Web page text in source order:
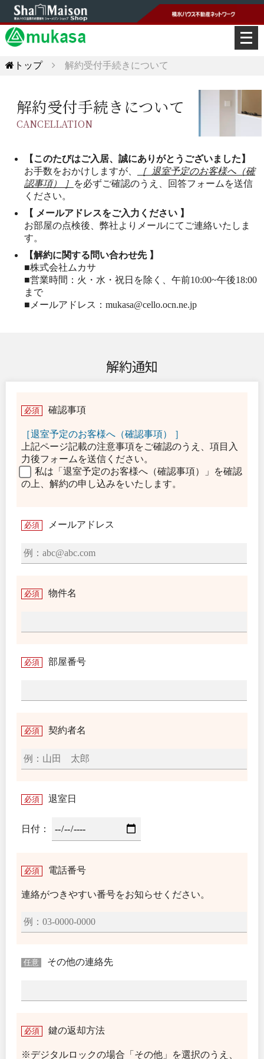
メ
ニ
トップ 解約受付手続きについて
解約受付手続きについて
CANCELLATION
【このたびはご入居、誠にありがとうございました】
お手数をおかけしますが、
［ 退室予定のお客様へ（確
認事項） ］ を必ずご確認のうえ、回答フォームを送信
ください。
【 メールアドレスをご入力ください 】
お部屋の点検後、弊社よりメールにてご連絡いたしま
す。
【解約に関する問い合わせ先 】
■株式会社ムカサ
■営業時間：火・水・祝日を除く、午前10:00~午後18:00
まで
■メールアドレス：mukasa@cello.ocn.ne.jp
解約通知
必須 確認事項
［退室予定のお客様へ（確認事項） ］
上記ページ記載の注意事項をご確認のうえ、項目入
力後フォームを送信ください。
私は「退室予定のお客様へ（確認事項）」を確認
の上、解約の申し込みをいたします。
必須 メールアドレス
必須 物件名
必須 部屋番号
必須 契約者名
必須 退室日
日付：
必須 電話番号
連絡がつきやすい番号をお知らせください。
任意 その他の連絡先
必須 鍵の返却方法
※デジタルロックの場合「その他」を選択のうえ、